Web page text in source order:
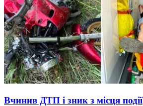
Вчинив ДТП і зник з місця події